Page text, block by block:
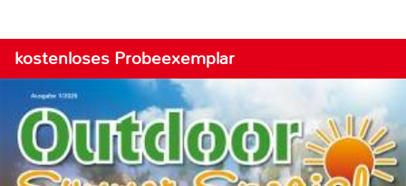
kostenloses Probeexemplar